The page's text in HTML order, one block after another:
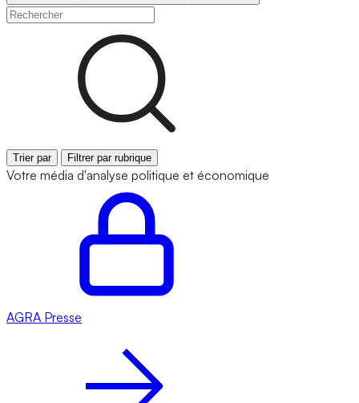
Trier par Filtrer par rubrique
Votre média d'analyse politique et économique
AGRA Presse